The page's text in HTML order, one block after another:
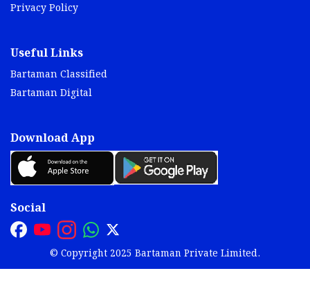
Privacy Policy
Useful Links
Bartaman Classified
Bartaman Digital
Download App
Social
© Copyright 2025 Bartaman Private Limited.